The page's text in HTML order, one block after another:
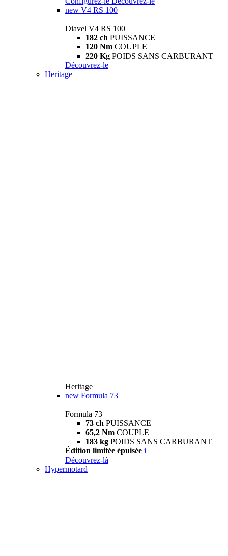
new V4 RS 100
Diavel V4 RS 100
182 ch PUISSANCE
120 Nm COUPLE
220 Kg POIDS SANS CARBURANT
Découvrez-le
Heritage
Heritage
new Formula 73
Formula 73
73 ch PUISSANCE
65,2 Nm COUPLE
183 kg POIDS SANS CARBURANT
Édition limitée épuisée i
Découvrez-là
Hypermotard